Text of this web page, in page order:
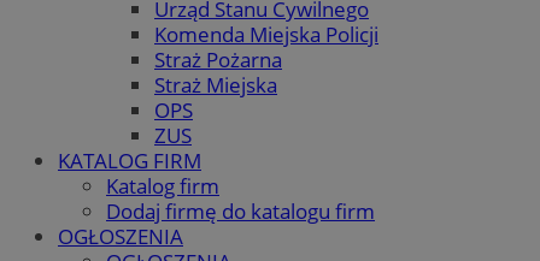
Urząd Stanu Cywilnego
Komenda Miejska Policji
Straż Pożarna
Straż Miejska
OPS
ZUS
KATALOG FIRM
Katalog firm
Dodaj firmę do katalogu firm
OGŁOSZENIA